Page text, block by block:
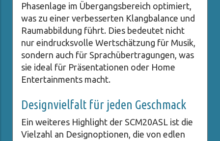
Phasenlage im Übergangsbereich optimiert,
was zu einer verbesserten Klangbalance und
Raumabbildung führt. Dies bedeutet nicht
nur eindrucksvolle Wertschätzung für Musik,
sondern auch für Sprachübertragungen, was
sie ideal für Präsentationen oder Home
Entertainments macht.
Designvielfalt für jeden Geschmack
Ein weiteres Highlight der SCM20ASL ist die
Vielzahl an Designoptionen, die von edlen